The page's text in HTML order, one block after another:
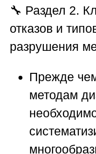
🔧 Раздел 2.
отказов и
разрушения
Прежде
методам